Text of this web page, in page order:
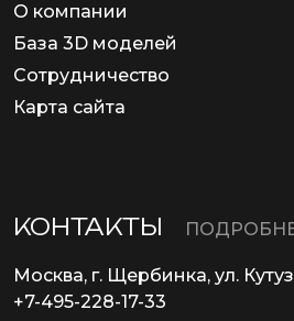
О компании
База 3D моделей
Сотрудничество
Карта сайта
КОНТАКТЫ
Москва, г. Щербинка, ул.
+7-495-228-17-33